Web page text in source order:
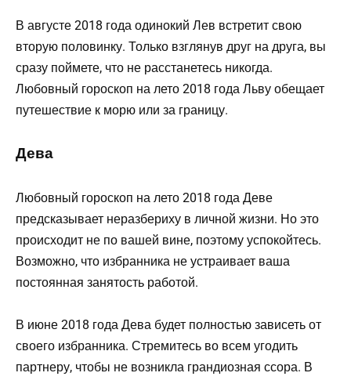
В августе 2018 года одинокий Лев встретит свою
вторую половинку. Только взглянув друг на друга, вы
сразу поймете, что не расстанетесь никогда.
Любовный гороскоп на лето 2018 года Льву обещает
путешествие к морю или за границу.
Дева
Любовный гороскоп на лето 2018 года Деве
предсказывает неразбериху в личной жизни. Но это
происходит не по вашей вине, поэтому успокойтесь.
Возможно, что избранника не устраивает ваша
постоянная занятость работой.
В июне 2018 года Дева будет полностью зависеть от
своего избранника. Стремитесь во всем угодить
партнеру, чтобы не возникла грандиозная ссора. В